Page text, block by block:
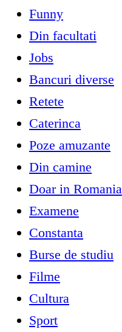
Funny
Din facultati
Jobs
Bancuri diverse
Retete
Caterinca
Poze amuzante
Din camine
Doar in Romania
Examene
Constanta
Burse de studiu
Filme
Cultura
Sport